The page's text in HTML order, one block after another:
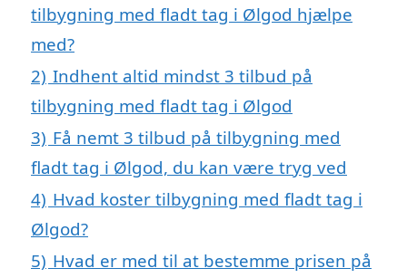
tilbygning med fladt tag i Ølgod hjælpe
med?
2) Indhent altid mindst 3 tilbud på
tilbygning med fladt tag i Ølgod
3) Få nemt 3 tilbud på tilbygning med
fladt tag i Ølgod, du kan være tryg ved
4) Hvad koster tilbygning med fladt tag i
Ølgod?
5) Hvad er med til at bestemme prisen på